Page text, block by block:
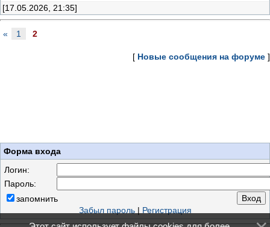
[17.05.2026, 21:35]
« 1 2
[ Новые сообщения на форуме ]
Форма входа
Логин:
Пароль:
запомнить
Забыл пароль| Регистрация